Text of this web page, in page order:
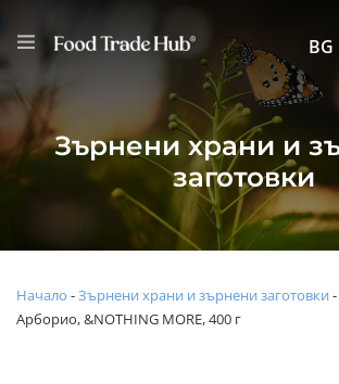
BG
Зърнени храни и
заготовки
Начало -Зърнени храни и зърнени заготовки -
Арборио, &NOTHING MORE, 400 г